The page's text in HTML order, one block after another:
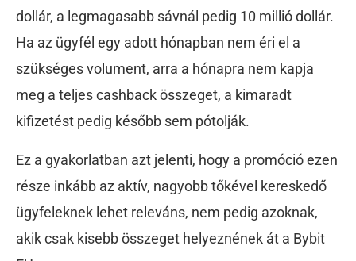
dollár, a legmagasabb sávnál pedig 10 millió dollár.
Ha az ügyfél egy adott hónapban nem éri el a
szükséges volument, arra a hónapra nem kapja
meg a teljes cashback összeget, a kimaradt
kifizetést pedig később sem pótolják.
Ez a gyakorlatban azt jelenti, hogy a promóció ezen
része inkább az aktív, nagyobb tőkével kereskedő
ügyfeleknek lehet releváns, nem pedig azoknak,
akik csak kisebb összeget helyeznének át a Bybit